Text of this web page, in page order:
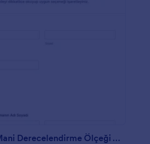
YOUNG Mani Derecelendirme Ölçeği Anketi